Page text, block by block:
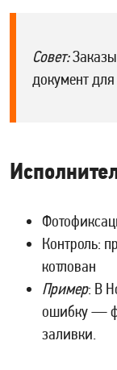
Совет:
документ для
Контроль:
котлован
Пример: В
ошибку —
заливки.